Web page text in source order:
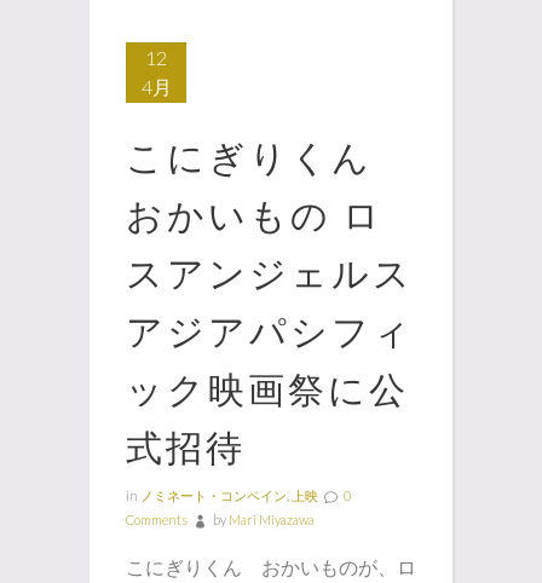
12
4月
こにぎりくん
おかいもの ロ
スアンジェルス
アジアパシフィ
ック映画祭に公
式招待
in ノミネート・コンペイン 上映
0
Comments
by Mari Miyazawa
こにぎりくん おかいものが、ロ